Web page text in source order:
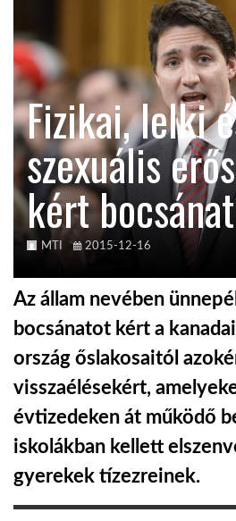
KÖZEL-KELET
AUSZTRÁLIA
A VILÁG ITTHON
GLOBOTV BP
HÍR3D
TROPICALMAGAZIN
Fizikai, lelki
szexuális
kért
MTI 2015-12-16
Az állam nevében
bocsánatot kért a
ország őslakosaitól
visszaélésekért,
évtizedeken át működő
iskolákban kellett
gyerekek tízezreinek.